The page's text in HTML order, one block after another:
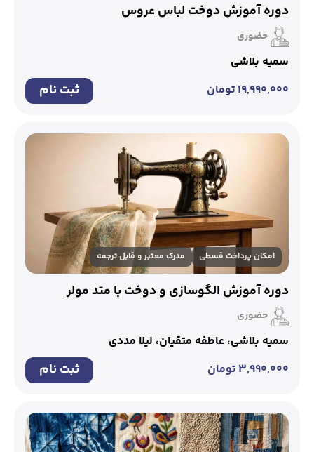
دوره آموزش دوخت لباس عروس
حضوری
سمیه بلاشی
۱۹,۹۹۰,۰۰۰ تومان ثبت نام
امکان پرداخت قسطی مدرک معتبر و قابل ترجمه
دوره آموزش الگوسازی و دوخت با متد مولر
حضوری
سمیه بلاشی، عاطفه متقیان، لیلا مددی
۳,۹۹۰,۰۰۰تومان ثبت نام